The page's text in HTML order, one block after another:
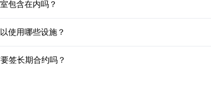
包含在内吗？
使用哪些设施？
签长期合约吗？